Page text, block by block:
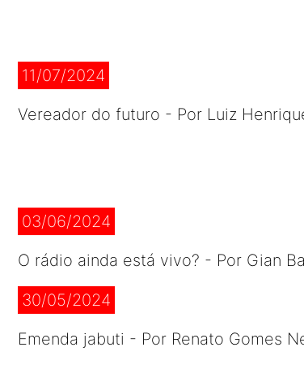
11/07/2024
Vereador do futuro - Por Luiz
03/06/2024
O rádio ainda está vivo? - Por Gian
30/05/2024
Emenda jabuti - Por Renato Gomes